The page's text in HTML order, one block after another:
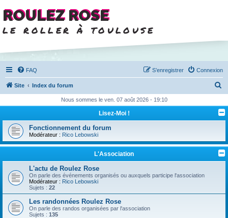
ROULEZ ROSE
le roller à toulouse
FAQ Connexion
S’enregistrer
Site Index du forum
c
h
r
c
r
Nous sommes le ven. 07 août 2026 - 19:10
Lisez-Moi !
Fonctionnement du forum
Modérateur : Rico Lebowski
L'Association
L'actu de Roulez Rose
On parle des événements organisés ou auxquels participe l'association
Modérateur : Rico Lebowski
Sujets : 22
Les randonnées Roulez Rose
On parle des randos organisées par l'association
Sujets : 135